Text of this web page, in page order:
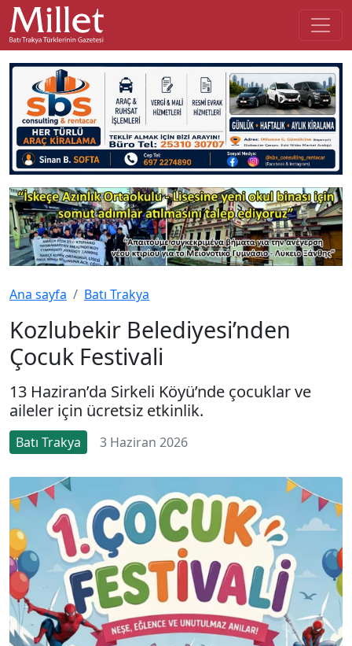
Ana sayfa Batı Trakya
Kozlubekir Belediyesi’nden
Çocuk Festivali
13 Haziran’da Sirkeli Köyü’nde çocuklar ve
aileler için ücretsiz etkinlik.
Batı Trakya 3 Haziran 2026